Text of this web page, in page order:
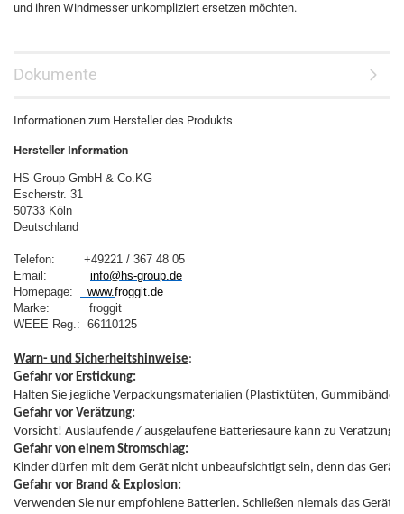
und ihren Windmesser unkompliziert ersetzen möchten.
Dokumente
Informationen zum Hersteller des Produkts
Hersteller Information
HS-Group GmbH & Co.KG
Escherstr. 31
50733 Köln
Deutschland
Telefon:        +49221 / 367 48 05
Email: info@hs-group.de
Homepage:
  www.
froggit.de
Marke:           froggit
WEEE Reg.:  66110125
Warn- und Sicherheitshinweise
Gefahr vor Erstickung:
Gefahr vor Verätzung:
Gefahr von einem Stromschlag:
Gefahr vor Brand & Explosion: